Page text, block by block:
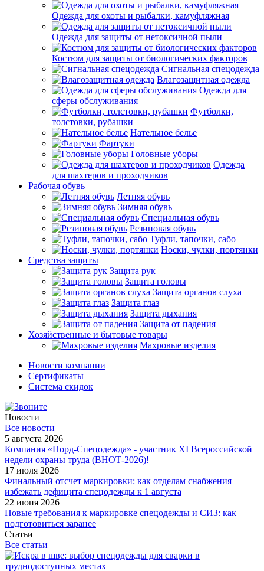
Одежда для охоты и рыбалки, камуфляжная
Одежда для защиты от нетоксичной пыли
Костюм для защиты от биологических факторов
Сигнальная спецодежда
Влагозащитная одежда
Одежда для
сферы обслуживания
Футболки,
толстовки, рубашки
Нательное белье
Фартуки
Головные уборы
Одежда
для шахтеров и проходчиков
Рабочая обувь
Летняя обувь
Зимняя обувь
Специальная обувь
Резиновая обувь
Туфли, тапочки, сабо
Носки, чулки, портянки
Средства защиты
Защита рук
Защита головы
Защита органов слуха
Защита глаз
Защита дыхания
Защита от падения
Хозяйственные и бытовые товары
Махровые изделия
Новости компании
Cертификаты
Система скидок
Новости
Все новости
5 августа 2026
Компания «Норд-Спецодежда» - участник XI Всероссийской
недели охраны труда (ВНОТ-2026)!
17 июля 2026
Финальный отсчет маркировки: как отделам снабжения
избежать дефицита спецодежды к 1 августа
22 июня 2026
Новые требования к маркировке спецодежды и СИЗ: как
подготовиться заранее
Статьи
Все статьи